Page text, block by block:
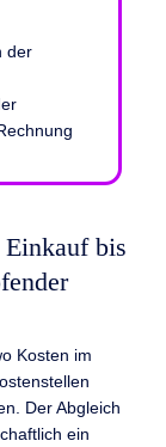
der
bis
Kosten im
Der Abgleich
ein